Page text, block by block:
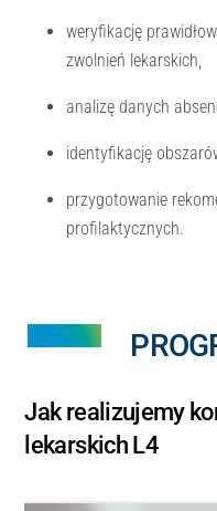
weryfikację
zwolnień lekarskich,
analizę danych
identyfikację
przygotowanie
profilaktycznych.
Jak realizujemy
lekarskich L4